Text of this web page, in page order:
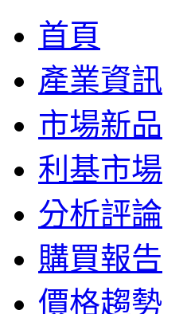
首頁
產業資訊
市場新品
利基市場
分析評論
購買報告
價格趨勢